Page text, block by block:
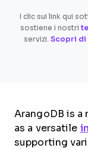
I clic sui link qui
sostiene i nostri
servizi. Scopri di
ArangoDB is
as a versatile
supporting